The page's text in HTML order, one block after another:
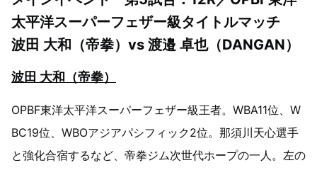
太平洋スーパーフェザー級タイトルマッチ
波田 大和（帝拳）vs 渡邉 卓也（DANGAN）
波田 大和（帝拳）
OPBF東洋太平洋スーパーフェザー級王者。WBA11位、W
BC19位、WBOアジアパシフィック2位。那須川天心選手
と強化合宿するなど、帝拳ジム次世代ホープの一人。左の